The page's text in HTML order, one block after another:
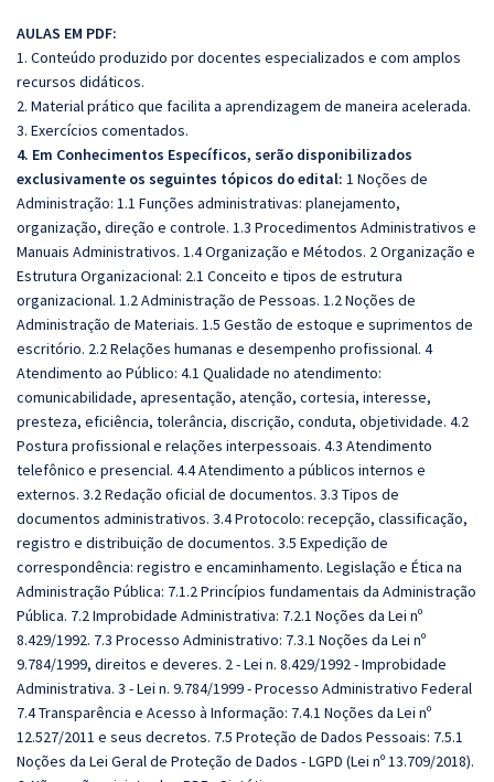
AULAS EM PDF:
1. Conteúdo produzido por docentes especializados e com amplos
recursos didáticos.
2. Material prático que facilita a aprendizagem de maneira acelerada.
3. Exercícios comentados.
4. Em Conhecimentos Específicos, serão disponibilizados
exclusivamente os seguintes tópicos do edital: 1 Noções de
Administração: 1.1 Funções administrativas: planejamento,
organização, direção e controle. 1.3 Procedimentos Administrativos e
Manuais Administrativos. 1.4 Organização e Métodos. 2 Organização e
Estrutura Organizacional: 2.1 Conceito e tipos de estrutura
organizacional. 1.2 Administração de Pessoas. 1.2 Noções de
Administração de Materiais. 1.5 Gestão de estoque e suprimentos de
escritório. 2.2 Relações humanas e desempenho profissional. 4
Atendimento ao Público: 4.1 Qualidade no atendimento:
comunicabilidade, apresentação, atenção, cortesia, interesse,
presteza, eficiência, tolerância, discrição, conduta, objetividade. 4.2
Postura profissional e relações interpessoais. 4.3 Atendimento
telefônico e presencial. 4.4 Atendimento a públicos internos e
externos. 3.2 Redação oficial de documentos. 3.3 Tipos de
documentos administrativos. 3.4 Protocolo: recepção, classificação,
registro e distribuição de documentos. 3.5 Expedição de
correspondência: registro e encaminhamento. Legislação e Ética na
Administração Pública: 7.1.2 Princípios fundamentais da Administração
Pública. 7.2 Improbidade Administrativa: 7.2.1 Noções da Lei nº
8.429/1992. 7.3 Processo Administrativo: 7.3.1 Noções da Lei nº
9.784/1999, direitos e deveres. 2 - Lei n. 8.429/1992 - Improbidade
Administrativa. 3 - Lei n. 9.784/1999 - Processo Administrativo Federal
7.4 Transparência e Acesso à Informação: 7.4.1 Noções da Lei nº
12.527/2011 e seus decretos. 7.5 Proteção de Dados Pessoais: 7.5.1
Noções da Lei Geral de Proteção de Dados - LGPD (Lei nº 13.709/2018).